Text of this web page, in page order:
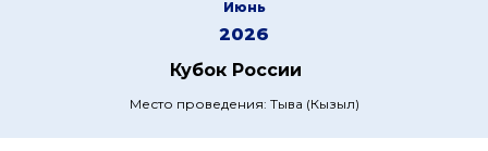
Июнь
2026
Кубок России
Место проведения: Тыва (Кызыл)